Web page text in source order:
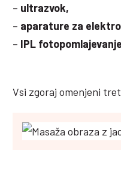
– ultrazvok,
– aparature za
– IPL fotopomlajevanje
Vsi zgoraj omenjeni